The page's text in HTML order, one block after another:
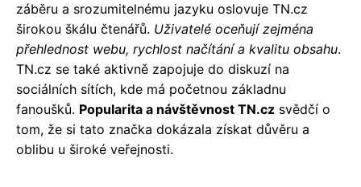
záběru a srozumitelnému jazyku oslovuje TN.cz
širokou škálu čtenářů. Uživatelé oceňují zejména
přehlednost webu, rychlost načítání a kvalitu obsahu.
TN.cz se také aktivně zapojuje do diskuzí na
sociálních sítích, kde má početnou základnu
fanoušků. Popularita a návštěvnost TN.cz svědčí o
tom, že si tato značka dokázala získat důvěru a
oblibu u široké veřejnosti.